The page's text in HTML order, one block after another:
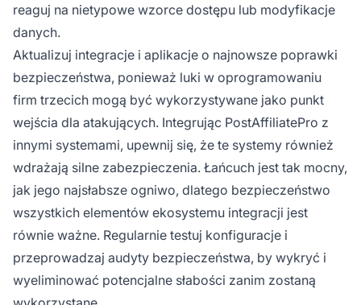
reaguj na nietypowe wzorce dostępu lub modyfikacje
danych.
Aktualizuj integracje i aplikacje o najnowsze poprawki
bezpieczeństwa, ponieważ luki w oprogramowaniu
firm trzecich mogą być wykorzystywane jako punkt
wejścia dla atakujących. Integrując PostAffiliatePro z
innymi systemami, upewnij się, że te systemy również
wdrażają silne zabezpieczenia. Łańcuch jest tak mocny,
jak jego najsłabsze ogniwo, dlatego bezpieczeństwo
wszystkich elementów ekosystemu integracji jest
równie ważne. Regularnie testuj konfiguracje i
przeprowadzaj audyty bezpieczeństwa, by wykryć i
wyeliminować potencjalne słabości zanim zostaną